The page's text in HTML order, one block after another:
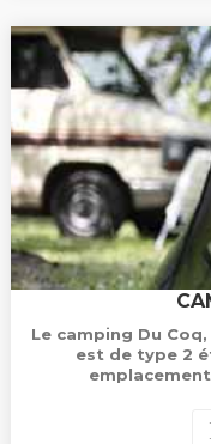
Le camping Du
est de type 2